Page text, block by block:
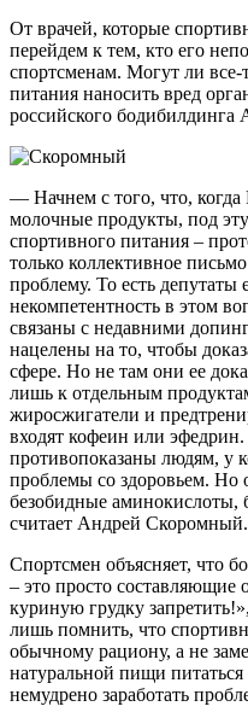
От врачей, которые
перейдем к тем, кто его
спортсменам. Могут ли
питания наносить вред
российского бодибилдинга
— Начнем с того, что, когда
молочные продукты, под
спортивного питания –
только коллективное
проблему. То есть депутаты
некомпетентность в этом
связаны с недавними
нацелены на то, чтобы
сфере. Но не там они ее
лишь к отдельным
жиросжигатели и
входят кофеин или
противопоказаны людям, у
проблемы со здоровьем. Но
безобидные аминокислоты,
считает Андрей Скоромный.
Спортсмен объясняет, что
– это просто составляющие
куриную грудку
лишь помнить, что
обычному рациону, а не
натуральной пищи
немудрено заработать